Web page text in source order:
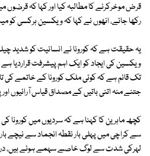
قرض موخرکرنے کا مطالبہ کیا اور کہا کہ
رکھا جائے، انھوں نے کہا کہ ویکسین ہرکسی کو
یہ حقیقت ہے کہ کورونا نے انسانیت کو شدید
ویکسین کی ایجاد کو ایک اہم پیشرفت قراردیا
تک قائم ہے کہ کوئی ملک کورونا کے خاتمے کی
جتنے منہ اتنی باتیں کے مصداق قیاس آرائیوں اور
کچھ ماہرین کا کہنا ہے کہ سردیوں میں کورونا
سے کراچی میں پہلی بار نقطہ انجماد سے نیچے
لہرکی شدت سے لوگ خاصے سہمے ہوئے ہیں،